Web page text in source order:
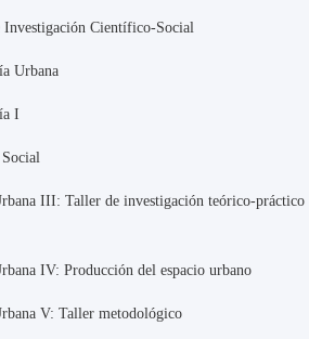
Científico-Social
Urbana
I
III: Taller de investigación teórico-práctico
IV: Producción del espacio urbano
V: Taller metodológico